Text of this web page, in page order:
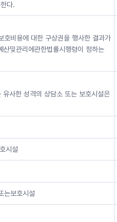
다.
비용에 대한 구상권을 행사한 결과가
및관리에관한법률시행령이 정하는
사한 성격의 상담소 또는 보호시설은
시설
는보호시설